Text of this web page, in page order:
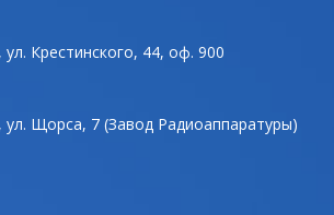
ул. Крестинского, 44, оф. 900
ул. Щорса, 7 (Завод Радиоаппаратуры)